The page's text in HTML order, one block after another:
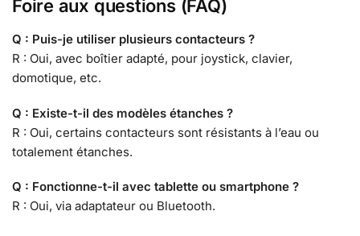
Foire aux questions (FAQ)
Q : Puis-je utiliser plusieurs contacteurs ?
R : Oui, avec boîtier adapté, pour joystick, clavier,
domotique, etc.
Q : Existe-t-il des modèles étanches ?
R : Oui, certains contacteurs sont résistants à l’eau ou
totalement étanches.
Q : Fonctionne-t-il avec tablette ou smartphone ?
R : Oui, via adaptateur ou Bluetooth.